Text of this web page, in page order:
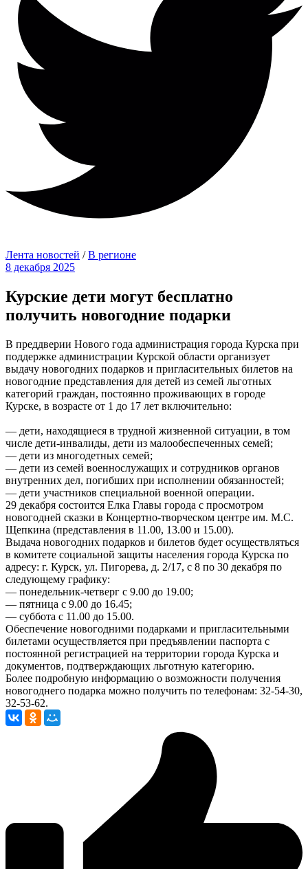
Лента новостей /В регионе
8 декабря 2025
Курские дети могут бесплатно
получить новогодние подарки
В преддверии Нового года администрация города Курска при
поддержке администрации Курской области организует
выдачу новогодних подарков и пригласительных билетов на
новогодние представления для детей из семей льготных
категорий граждан, постоянно проживающих в городе
Курске, в возрасте от 1 до 17 лет включительно:
— дети, находящиеся в трудной жизненной ситуации, в том
числе дети-инвалиды, дети из малообеспеченных семей;
— дети из многодетных семей;
— дети из семей военнослужащих и сотрудников органов
внутренних дел, погибших при исполнении обязанностей;
— дети участников специальной военной операции.
29 декабря состоится Елка Главы города c просмотром
новогодней сказки в Концертно-творческом центре им. М.С.
Щепкина (представления в 11.00, 13.00 и 15.00).
Выдача новогодних подарков и билетов будет осуществляться
в комитете социальной защиты населения города Курска по
адресу: г. Курск, ул. Пигорева, д. 2/17, с 8 по 30 декабря по
следующему графику:
— понедельник-четверг с 9.00 до 19.00;
— пятница с 9.00 до 16.45;
— суббота с 11.00 до 15.00.
Обеспечение новогодними подарками и пригласительными
билетами осуществляется при предъявлении паспорта с
постоянной регистрацией на территории города Курска и
документов, подтверждающих льготную категорию.
Более подробную информацию о возможности получения
новогоднего подарка можно получить по телефонам: 32-54-30,
32-53-62.